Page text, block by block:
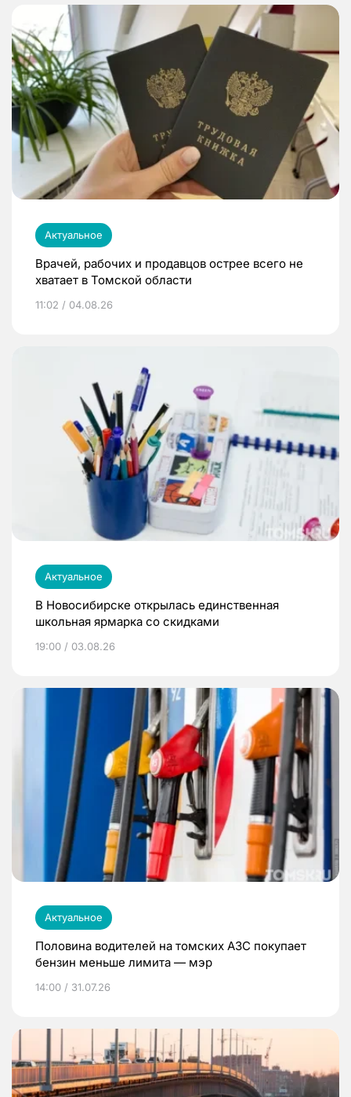
Актуальное
Врачей, рабочих и продавцов острее всего не
хватает в Томской области
11:02 / 04.08.26
Актуальное
В Новосибирске открылась единственная
школьная ярмарка со скидками
19:00 / 03.08.26
Актуальное
Половина водителей на томских АЗС покупает
бензин меньше лимита — мэр
14:00 / 31.07.26